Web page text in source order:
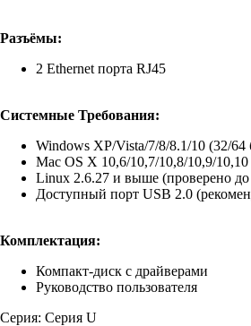
Разъёмы:
2 Ethernet порта RJ45
Системные Требования:
Windows XP/Vista/7/8/8.1/10 (32/64
Mac OS X 10,6/10,7/10,8/10,9/10,10
Linux 2.6.27 и выше (проверено до
Доступный порт USB 2.0
Комплектация:
Компакт-диск с драйверами
Руководство пользователя
Серия: Серия U